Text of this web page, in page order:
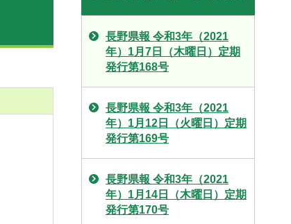
長野県報 令和3年（2021
年）1月7日（木曜日）定期
発行第168号
長野県報 令和3年（2021
年）1月12日（火曜日）定期
発行第169号
長野県報 令和3年（2021
年）1月14日（木曜日）定期
発行第170号